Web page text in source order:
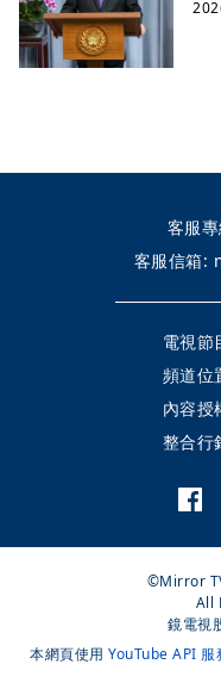
客服
客服信箱:
電視節
頻道位
內容授
整合行
©Mirror
All
鏡電視
本網頁使用 YouTube API 服